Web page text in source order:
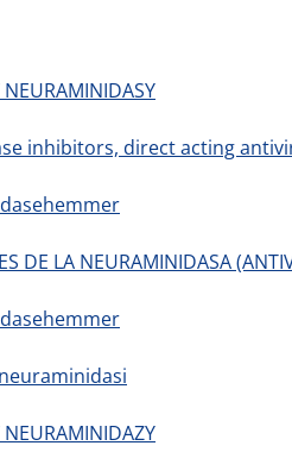
inhibitors, direct acting
DE LA NEURAMINIDASA
NEURAMINIDAZY